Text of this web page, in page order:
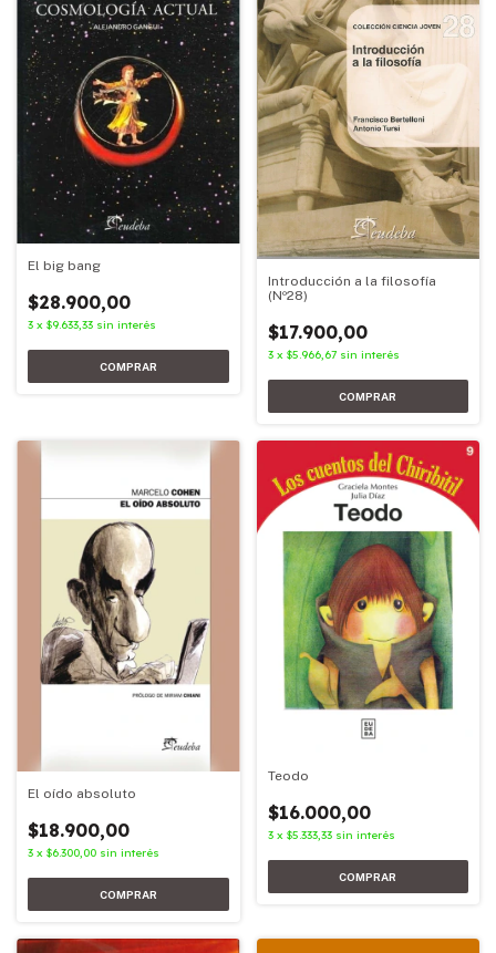
El big bang
$28.900,00
3 x $9.633,33 sin interés
Introducción a la filosofía
(Nº28)
$17.900,00
3 x $5.966,67 sin interés
El oído absoluto
$18.900,00
3 x $6.300,00 sin interés
Teodo
$16.000,00
3 x $5.333,33 sin interés